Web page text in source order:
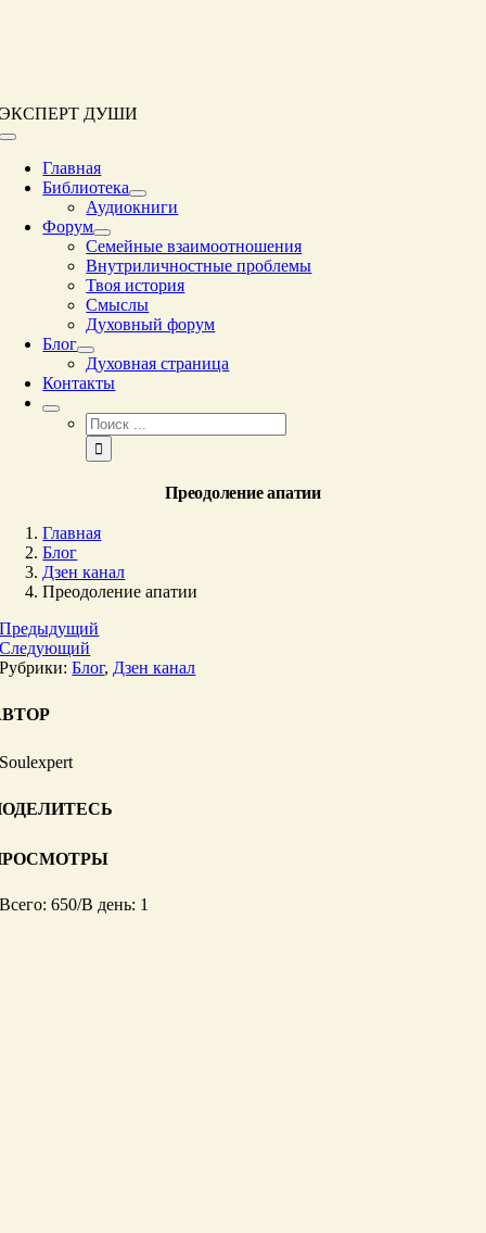
ЭКСПЕРТ ДУШИ
Переключение
навигацииГлавная
Библиотека
Аудиокниги
Форум
Семейные взаимоотношения
Внутриличностные проблемы
Твоя история
Смыслы
Духовный форум
Блог
Духовная страница
Контакты
Результат
поиска:
Преодоление апатии
Главная
Блог
Дзен канал
Преодоление апатии
Предыдущий
Следующий
Рубрики:Блог, Дзен канал
Soulexpert
Всего: 650/В день: 1